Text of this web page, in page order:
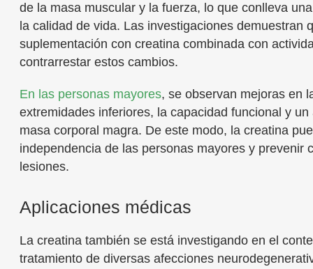
de la masa muscular y la fuerza, lo que conlleva
la calidad de vida. Las investigaciones demuestran
suplementación con creatina combinada con
contrarrestar estos cambios.
En las personas mayores, se observan mejoras en
extremidades inferiores, la capacidad funcional y un
masa corporal magra. De este modo, la creatina
independencia de las personas mayores y prevenir
lesiones.
Aplicaciones médicas
La creatina también se está investigando en el
tratamiento de diversas afecciones